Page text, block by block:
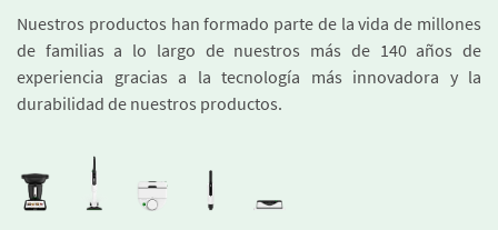
Nuestros productos han formado parte de la vida de millones
de familias a lo largo de nuestros más de 140 años de
experiencia gracias a la tecnología más innovadora y la
durabilidad de nuestros productos.